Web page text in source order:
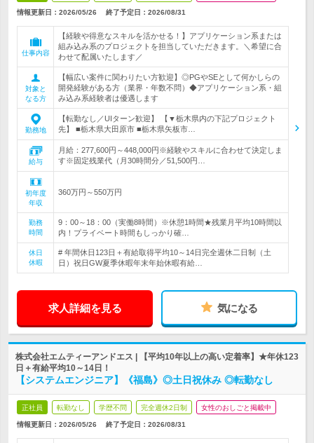
情報更新日：2026/05/26 終了予定日： 2026/08/31
仕事内容
【経験や得意なスキルを活かせる！】アプリケーション系または
組み込み系のプロジェクトを担当していただきます。＼希望に合
わせて配属いたします／
対象と
なる方
【幅広い案件に関わりたい方歓迎】◎PGやSEとして何かしらの
開発経験がある方（業界・年数不問）◆アプリケーション系・組
み込み系経験者は優遇します
勤務地
【転勤なし／UIターン歓迎】 【▼栃木県内の下記プロジェクト
先】 ■栃木県大田原市 ■栃木県矢板市…
給与
月給：277,600円～448,000円※経験やスキルに合わせて決定しま
す※固定残業代（月30時間分／51,500円…
初年度
年収
360万円～550万円
勤務
時間
9：00～18：00（実働8時間）※休憩1時間★残業月平均10時間以
内！プライベート時間もしっかり確…
休日
休暇
# 年間休日123日＋有給取得平均10～14日完全週休二日制（土
日）祝日GW夏季休暇年末年始休暇有給…
求人詳細を見る 気になる
株式会社エムティーアンドエス | 【平均10年以上の高い定着率】★年休123
日＋有給平均10～14日！
【システムエンジニア】《福島》◎土日祝休み ◎転勤なし
正社員 転勤なし 学歴不問 完全週休2日制 女性のおしごと掲載中
情報更新日：2026/05/26 終了予定日： 2026/08/31